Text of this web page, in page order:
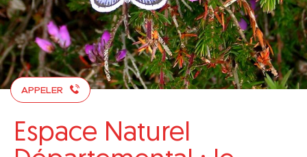
APPELER
Espace Naturel